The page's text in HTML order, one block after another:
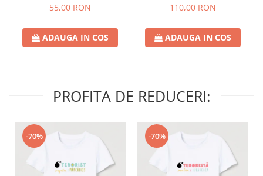
55,00 RON
ADAUGA IN COS
110,00 RON
ADAUGA IN COS
PROFITA DE REDUCERI:
-70% -70%